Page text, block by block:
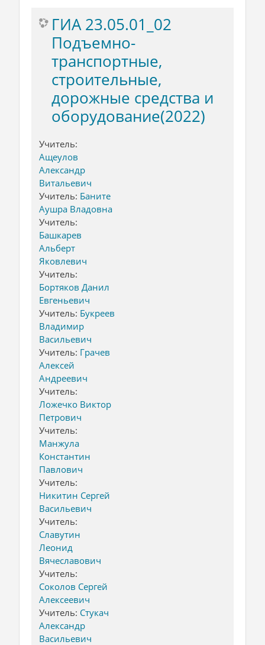
ГИА 23.05.01_02
Подъемно-
транспортные,
строительные,
дорожные средства и
оборудование(2022)
Учитель:
Ащеулов
Александр
Витальевич
Учитель: Баните
Аушра Владовна
Учитель:
Башкарев
Альберт
Яковлевич
Учитель:
Бортяков Данил
Евгеньевич
Учитель: Букреев
Владимир
Васильевич
Учитель: Грачев
Алексей
Андреевич
Учитель:
Ложечко Виктор
Петрович
Учитель:
Манжула
Константин
Павлович
Учитель:
Никитин Сергей
Васильевич
Учитель:
Славутин
Леонид
Вячеславович
Учитель:
Соколов Сергей
Алексеевич
Учитель: Стукач
Александр
Васильевич